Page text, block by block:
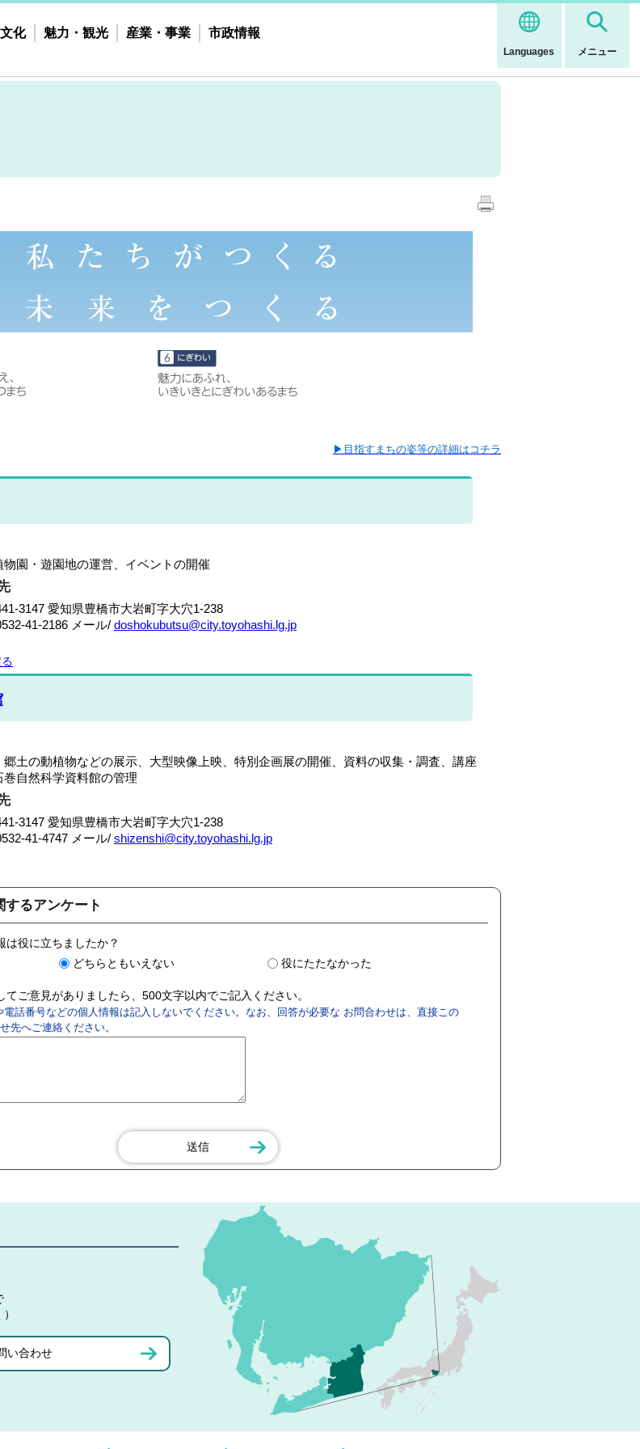
Languages メニュー
化 魅力・観光 産業・事業 市政情報
▶目指すまちの姿等の詳細はコチラ
物園・遊園地の運営、イベントの開催
3147 愛知県豊橋市大岩町字大穴1-238
41-2186 メール/ doshokubutsu@city.toyohashi.lg.jp
郷土の動植物などの展示、大型映像上映、特別企画展の開催、資料の収集・調査、講座
巻自然科学資料館の管理
3147 愛知県豊橋市大岩町字大穴1-238
41-4747 メール/ shizenshi@city.toyohashi.lg.jp
するアンケート
は役に立ちましたか？
どちらともいえない 役にたたなかった
てご意見がありましたら、500文字以内でご記入ください。
電話番号などの個人情報は記入しないでください。なお、回答が必要な お問合わせは、直接この
先へご連絡ください。
い合わせ